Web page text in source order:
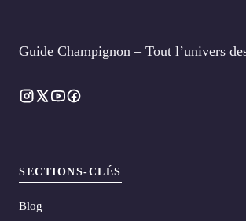
Guide Champignon – Tout l’univers
SECTIONS-CLÉS
Blog